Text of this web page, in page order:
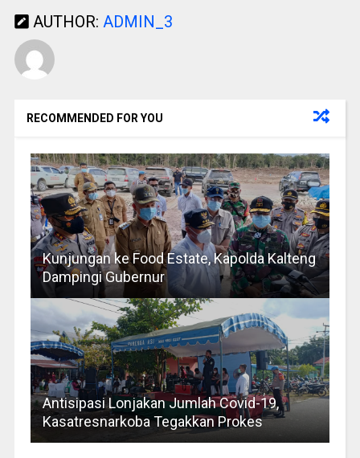
AUTHOR: ADMIN_3
RECOMMENDED FOR YOU
Kunjungan ke Food Estate, Kapolda Kalteng
Dampingi Gubernur
Antisipasi Lonjakan Jumlah Covid-19,
Kasatresnarkoba Tegakkan Prokes